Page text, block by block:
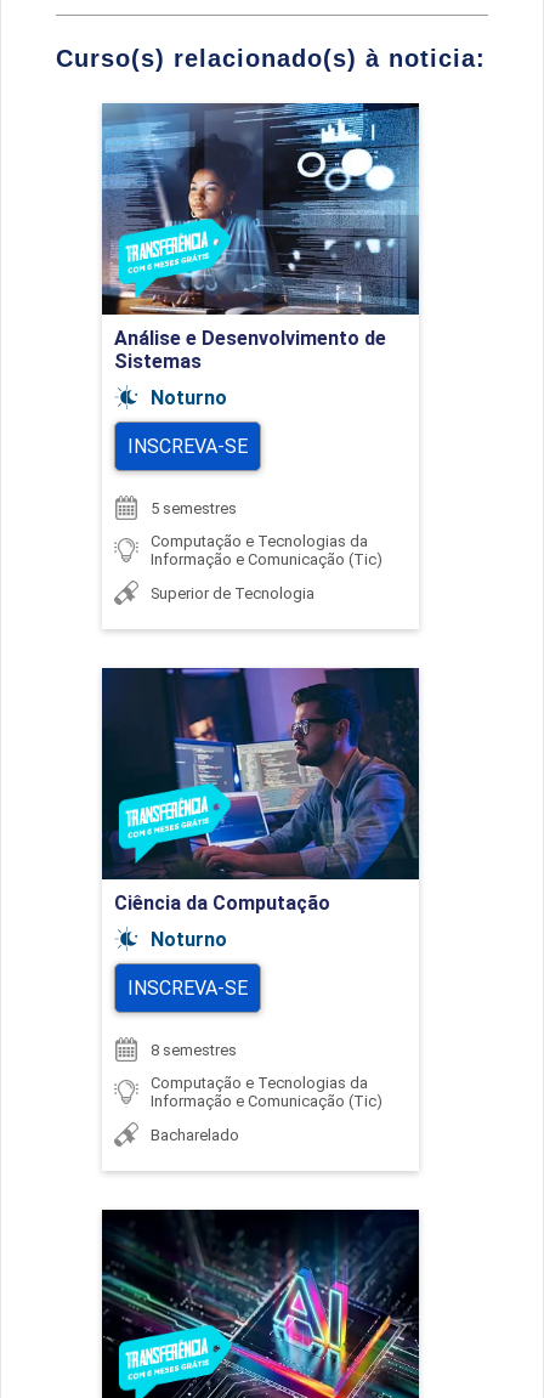
Curso(s) relacionado(s) à noticia:
Análise e Desenvolvimento de
Sistemas
Noturno
INSCREVA-SE
5 semestres
Computação e Tecnologias da
Informação e Comunicação (Tic)
Superior de Tecnologia
Análise e Desenvolvimento
de Sistemas
Detalhes do curso
Ir para Inscrição
Ciência da Computação
Noturno
INSCREVA-SE
8 semestres
Computação e Tecnologias da
Informação e Comunicação (Tic)
Bacharelado
Ciência da Computação
Detalhes do curso
Ir para Inscrição
Inteligência Artificial e
Ciência de Dados
Detalhes do curso